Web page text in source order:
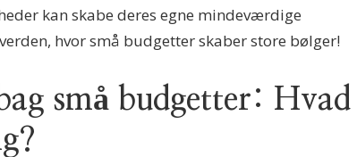
kan skabe deres egne mindeværdige
hvor små budgetter skaber store bølger!
små budgetter: Hvad